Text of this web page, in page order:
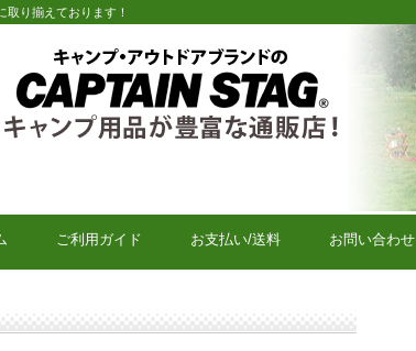
り揃えております！
テンスタッグキャンプ用品通販店【eキャンプクラブ】
ご利用ガイド お支払い/送料 お問い合わせ